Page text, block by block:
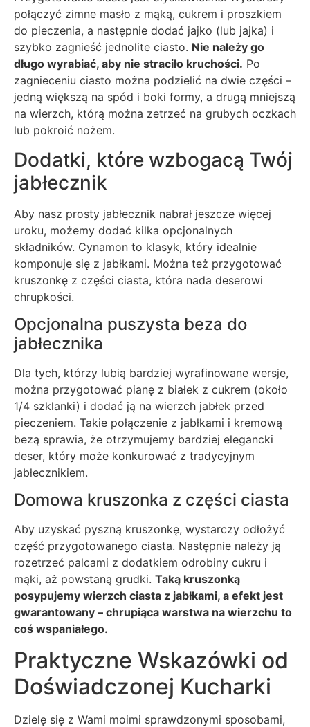
połączyć zimne masło z mąką, cukrem i proszkiem
do pieczenia, a następnie dodać jajko (lub jajka) i
szybko zagnieść jednolite ciasto. Nie należy go
długo wyrabiać, aby nie straciło kruchości. Po
zagnieceniu ciasto można podzielić na dwie części –
jedną większą na spód i boki formy, a drugą mniejszą
na wierzch, którą można zetrzeć na grubych oczkach
lub pokroić nożem.
Dodatki, które wzbogacą Twój
jabłecznik
Aby nasz prosty jabłecznik nabrał jeszcze więcej
uroku, możemy dodać kilka opcjonalnych
składników. Cynamon to klasyk, który idealnie
komponuje się z jabłkami. Można też przygotować
kruszonkę z części ciasta, która nada deserowi
chrupkości.
Opcjonalna puszysta beza do
jabłecznika
Dla tych, którzy lubią bardziej wyrafinowane wersje,
można przygotować pianę z białek z cukrem (około
1/4 szklanki) i dodać ją na wierzch jabłek przed
pieczeniem. Takie połączenie z jabłkami i kremową
bezą sprawia, że otrzymujemy bardziej elegancki
deser, który może konkurować z tradycyjnym
jabłecznikiem.
Domowa kruszonka z części ciasta
Aby uzyskać pyszną kruszonkę, wystarczy odłożyć
część przygotowanego ciasta. Następnie należy ją
rozetrzeć palcami z dodatkiem odrobiny cukru i
mąki, aż powstaną grudki. Taką kruszonką
posypujemy wierzch ciasta z jabłkami, a efekt jest
gwarantowany – chrupiąca warstwa na wierzchu to
coś wspaniałego.
Praktyczne Wskazówki od
Doświadczonej Kucharki
Dzielę się z Wami moimi sprawdzonymi sposobami,